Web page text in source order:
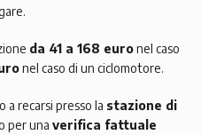
da 41 a 168 euronel caso
nel caso di un ciclomotore.
recarsi presso la stazione di
per una verifica fattuale